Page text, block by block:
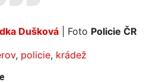
Dušková | Foto Policie ČR
, policie, krádež